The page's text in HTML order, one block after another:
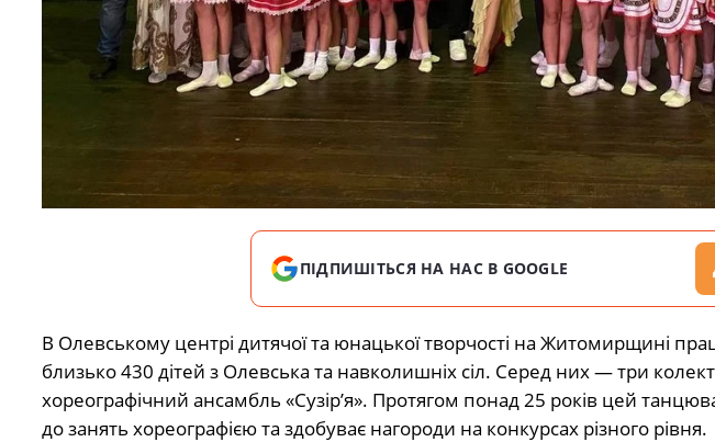
ПІДПИШІТЬСЯ НА НАС В GOOGLE
В Олевському центрі дитячої та юнацької творчості на Житомирщині
близько 430 дітей з Олевська та навколишніх сіл. Серед них — три
хореографічний ансамбль «Сузір’я». Протягом понад 25 років цей
до занять хореографією та здобуває нагороди на конкурсах різного рівня.